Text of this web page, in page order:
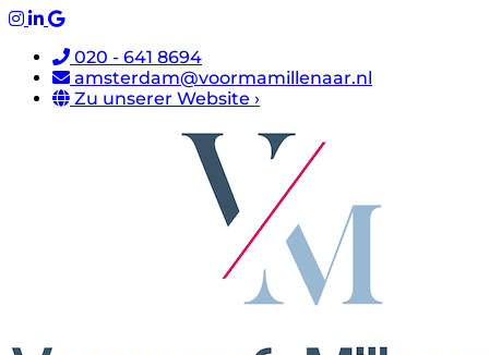
020 - 641 8694
amsterdam@voormamillenaar.nl
Zu unserer Website ›